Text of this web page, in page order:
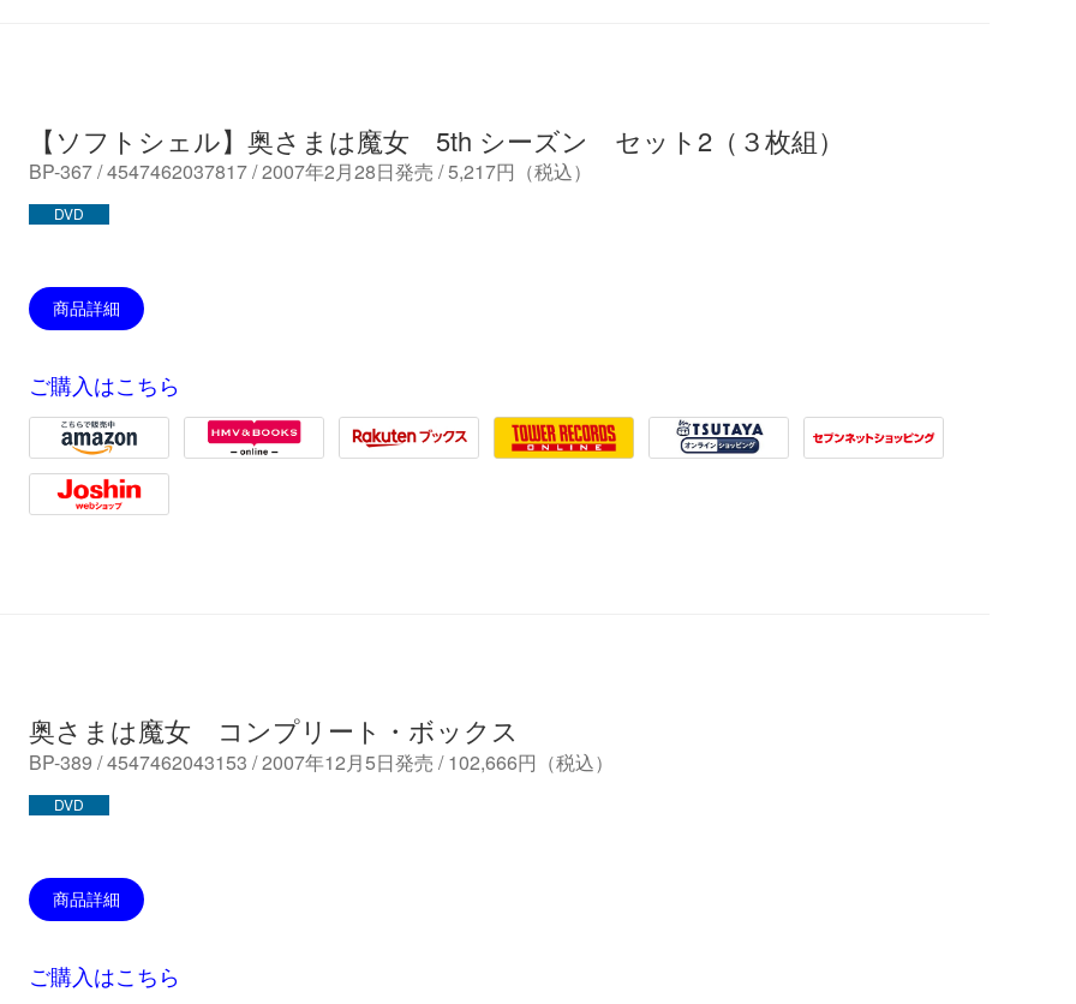
【ソフトシェル】奥さまは魔女 5th シーズン セット2（３枚組）
BP-367 / 4547462037817 / 2007年2月28日発売 / 5,217円（税込）
DVD
商品詳細
ご購入はこちら
Amazon HMV Rakuten Tower Records Tsutaya 7net
Joshin
奥さまは魔女 コンプリート・ボックス
BP-389 / 4547462043153 / 2007年12月5日発売 / 102,666円（税込）
DVD
商品詳細
ご購入はこちら